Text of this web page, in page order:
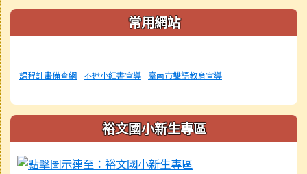
常用網站
課程計畫備查網 不迷小紅書宣導 臺南市雙語教育宣導
裕文國小新生專區